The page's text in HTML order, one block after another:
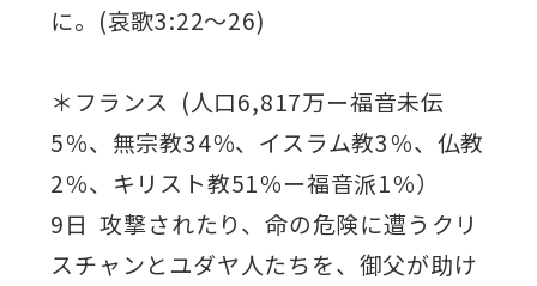
に。(哀歌3:22～26)
＊フランス (人口6,817万ー福音未伝
5％、無宗教34％、イスラム教3％、仏教
2％、キリスト教51％ー福音派1％）
9日 攻撃されたり、命の危険に遭うクリ
スチャンとユダヤ人たちを、御父が助け